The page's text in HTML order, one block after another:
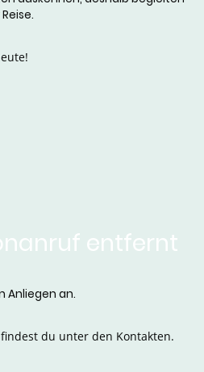
entfernt
Anliegen an.
du unter den Kontakten.